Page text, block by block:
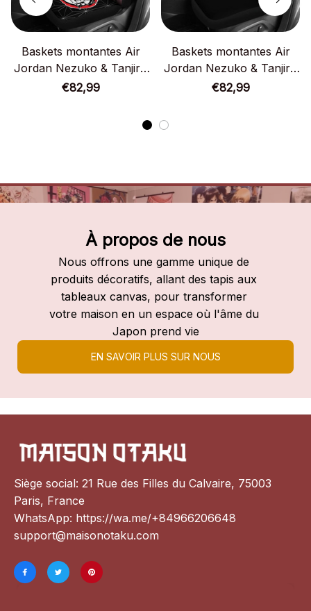
Baskets montantes Air
Jordan Nezuko & Tanjiro
– Chaussures montantes
€82,99
Baskets montantes Air
Jordan Nezuko & Tanjiro
– Chaussures montantes
€82,99
À propos de nous
Nous offrons une gamme unique de
produits décoratifs, allant des tapis aux
tableaux canvas, pour transformer
votre maison en un espace où l'âme du
Japon prend vie
EN SAVOIR PLUS SUR NOUS
Siège social: 21 Rue des Filles du Calvaire, 75003
Paris, France
WhatsApp: https://wa.me/+84966206648
support@maisonotaku.com